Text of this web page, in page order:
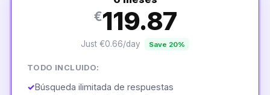
€119.87
Just €0.66/day Save 20%
TODO INCLUIDO:
✓Búsqueda ilimitada de respuestas